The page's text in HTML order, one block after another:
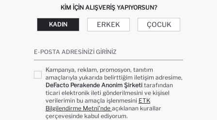
KIM IÇIN ALIŞVERIŞ YAPIYORSUN?
KADIN ERKEK ÇOCUK
E-POSTA ADRESINIZI GIRINIZ
Kampanya, reklam, promosyon, tanıtım
amaçlarıyla yukarıda belirttiğim iletişim adresime,
DeFacto Perakende Anonim Şirketi tarafından
ticari elektronik ileti gönderilmesini ve kişisel
verilerimin bu amaçla işlenmesini ETK
Bilgilendirme Metni’nde açıklanan kurallar
çerçevesinde kabul ediyorum.